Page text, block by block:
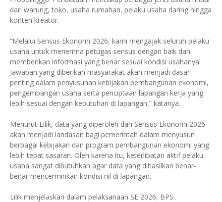
dari warung, toko, usaha rumahan, pelaku usaha daring hingga
konten kreator.
“Melalui Sensus Ekonomi 2026, kami mengajak seluruh pelaku
usaha untuk menerima petugas sensus dengan baik dan
memberikan informasi yang benar sesuai kondisi usahanya.
Jawaban yang diberikan masyarakat akan menjadi dasar
penting dalam penyusunan kebijakan pembangunan ekonomi,
pengembangan usaha serta penciptaan lapangan kerja yang
lebih sesuai dengan kebutuhan di lapangan,” katanya.
Menurut Lilik, data yang diperoleh dari Sensus Ekonomi 2026
akan menjadi landasan bagi pemerintah dalam menyusun
berbagai kebijakan dan program pembangunan ekonomi yang
lebih tepat sasaran. Oleh karena itu, keterlibatan aktif pelaku
usaha sangat dibutuhkan agar data yang dihasilkan benar-
benar mencerminkan kondisi riil di lapangan.
Lilik menjelaskan dalam pelaksanaan SE 2026, BPS